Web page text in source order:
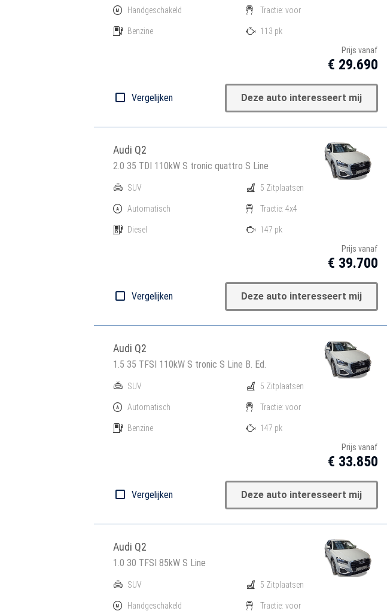
Handgeschakeld
Benzine
Tractie: voor
113 pk
Prijs vanaf
€ 29.690
Vergelijken Deze auto interesseert mij
Audi Q2
2.0 35 TDI 110kW S tronic quattro S Line
SUV
Automatisch
Diesel
5 Zitplaatsen
Tractie: 4x4
147 pk
Prijs vanaf
€ 39.700
Vergelijken Deze auto interesseert mij
Audi Q2
1.5 35 TFSI 110kW S tronic S Line B. Ed.
SUV
Automatisch
Benzine
5 Zitplaatsen
Tractie: voor
147 pk
Prijs vanaf
€ 33.850
Vergelijken Deze auto interesseert mij
Audi Q2
1.0 30 TFSI 85kW S Line
SUV
Handgeschakeld
5 Zitplaatsen
Tractie: voor